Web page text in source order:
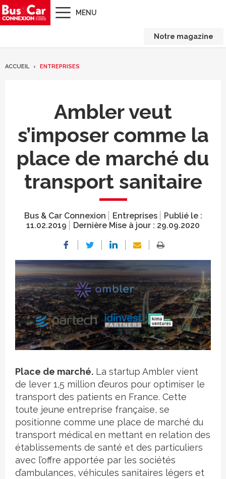
MENU
Notre magazine
ACCUEIL ENTREPRISES
Ambler veut
s’imposer comme la
place de marché du
transport sanitaire
Bus & Car Connexion Entreprises
Publié le :
11.02.2019
Dernière Mise à jour : 29.09.2020
Crédit photo
Place de marché. La startup Ambler vient
de lever 1,5 million d’euros pour optimiser le
transport des patients en France. Cette
toute jeune entreprise française, se
positionne comme une place de marché du
transport médical en mettant en relation des
établissements de santé et des particuliers
avec l’offre apportée par les sociétés
d’ambulances, véhicules sanitaires légers et